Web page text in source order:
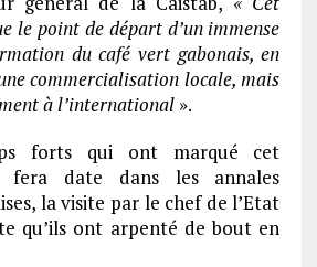
le point de départ d’un immense
du café vert gabonais, en
commercialisation locale, mais
à l’international ».
forts qui ont marqué cet
fera date dans les annales
la visite par le chef de l’Etat
qu’ils ont arpenté de bout en